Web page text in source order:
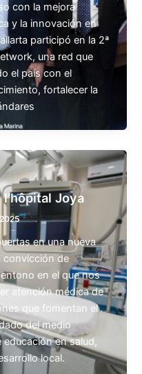
con la mejora
y la innovación en
participó en la 2ª
una red que
el país con el
fortalecer la
Joya
en una nueva
convicción de
en el que nos
atención médica de
que fomentan el
del medio
en salud,
local.